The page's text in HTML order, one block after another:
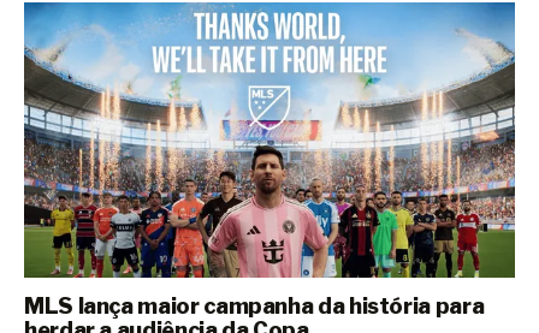
MLS lança maior campanha da história para